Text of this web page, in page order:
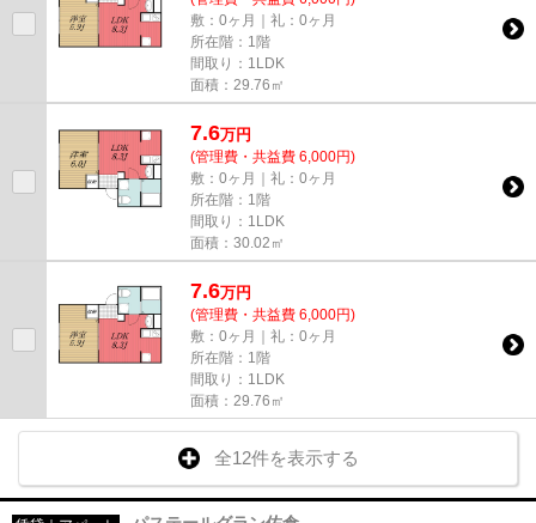
敷：0ヶ月｜礼：0ヶ月
所在階：1階
間取り：1LDK
面積：29.76㎡
7.6万円
(管理費・共益費 6,000円)
敷：0ヶ月｜礼：0ヶ月
所在階：1階
間取り：1LDK
面積：30.02㎡
7.6万円
(管理費・共益費 6,000円)
敷：0ヶ月｜礼：0ヶ月
所在階：1階
間取り：1LDK
面積：29.76㎡
全12件を表示する